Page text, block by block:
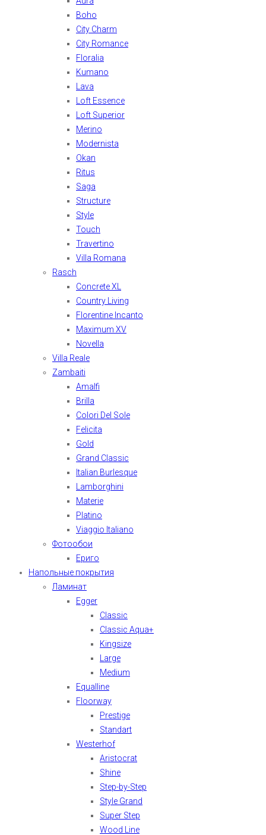
Boho
City Charm
City Romance
Floralia
Kumano
Lava
Loft Essence
Loft Superior
Merino
Modernista
Okan
Ritus
Saga
Structure
Style
Touch
Travertino
Villa Romana
Rasch
Concrete XL
Country Living
Florentine Incanto
Maximum XV
Novella
Villa Reale
Zambaiti
Amalfi
Brilla
Colori Del Sole
Felicita
Gold
Grand Classic
Italian Burlesque
Lamborghini
Materie
Platino
Viaggio Italiano
Фотообои
Ериго
Напольные покрытия
Ламинат
Egger
Classic
Classic Aqua+
Kingsize
Large
Medium
Equalline
Floorway
Prestige
Standart
Westerhof
Aristocrat
Shine
Step-by-Step
Style Grand
Super Step
Wood Line